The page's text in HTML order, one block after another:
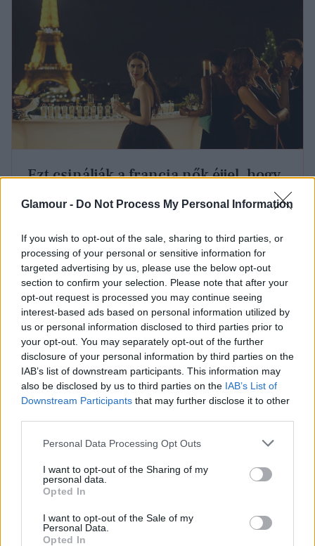
Glamour - Do Not Process My Personal Information
If you wish to opt-out of the sale, sharing to third parties, or
processing of your personal or sensitive information for
targeted advertising by us, please use the below opt-out
section to confirm your selection. Please note that after your
opt-out request is processed you may continue seeing
interest-based ads based on personal information utilized by
us or personal information disclosed to third parties prior to
your opt-out. You may separately opt-out of the further
disclosure of your personal information by third parties on the
IAB’s list of downstream participants. This information may
also be disclosed by us to third parties on the IAB’s List of
Downstream Participants that may further disclose it to other
Please note that this website/app uses one or more Google
not limited to your visit or usage behaviour. You may click to
grant or deny consent to Google and its third-party tags to
use your data for below specified purposes in below Google
consent section.
Personal Data Processing Opt Outs
I want to opt-out of the Sharing of my
personal data.
Opted In
I want to opt-out of the Sale of my
Personal Data.
Opted In
Ezt csinálják a francia nők éjjel, hogy
jobban aludjanak
Segíthet megőrizni a hajad
szépségét
Te is erős,egészséges és ragyogó hajkoronára
vágysz? Ebben az esetben a jó hír az, fehér tea egyik
legfontosabb összetevője az epigallokatechin-gallát,
vagy ismertebb nevén EGCG, amely számos egyéb
jótékony hatásával együtt elősegíti a hajnövekedést
és megelőzheti a korai hajhullást. Ezen túlmenően
pedig a kutatások során a fejbőrt érintő
fertőzésekkel szemben kifejtett hatása is
eredményekhez még további kutatásokra van
szükség.
Energikusabbá és kevésbé
stresszessé tehet